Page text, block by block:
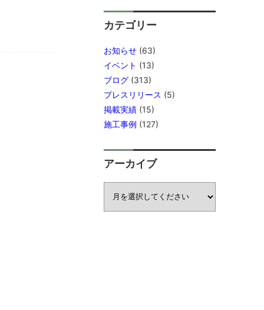
カテゴリー
お知らせ (63)
イベント (13)
ブログ (313)
プレスリリース (5)
掲載実績 (15)
施工事例 (127)
アーカイブ